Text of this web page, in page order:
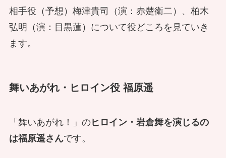
相手役（予想）梅津貴司（演：赤楚衛二）、柏木
弘明（演：目黒蓮）について役どころを見ていき
ます。
舞いあがれ・ヒロイン役 福原遥
「舞いあがれ！」のヒロイン・岩倉舞を演じるの
は福原遥さんです。